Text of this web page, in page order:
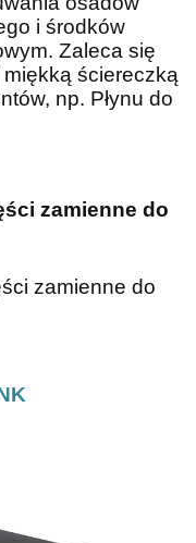
i środków
Zaleca się
ściereczką
np. Płynu do
zamienne do
zamienne do